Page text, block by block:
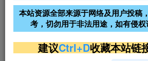
阿里云2核2G200M服务器68元/
年
雨
超低价文字广告位招租 超
本站资源全部来源于网络及用户投稿
考，切勿用于非法用途，如有侵
建议Ctrl+D收藏本站链